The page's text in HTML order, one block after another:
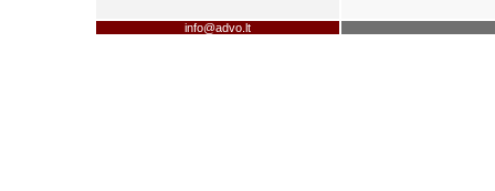
info@advo.lt